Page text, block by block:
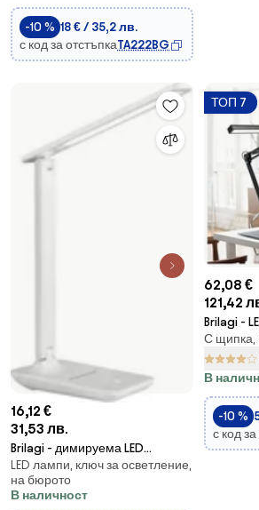
-10 % 18 € / 35,2 лв.
с код за отстъпкаTA222BG
16,12 €
31,53 лв.
Brilagi - димируема LED
настолна лампа MODO
LED/7W/230V
3000/4000/6500K бяла
LED лампи, ключ за осветление,
на бюрото
В наличност
ТОП 7
62,08 €
121,42
Brilagi -
LED/
черен
С щипка,
В
-10 %
с код